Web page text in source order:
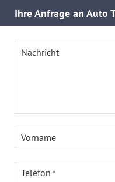
IhreAnfrage an Auto
Nachricht
Vorname
Telefon